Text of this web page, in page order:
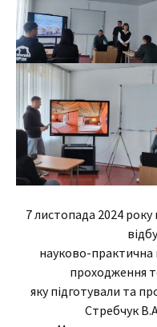
7 листопада 2024 року
науково-практична
проходження
яку підготували та
Стребчук